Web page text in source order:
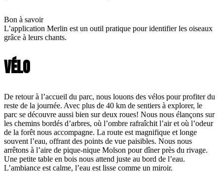
Bon à savoir
L’application Merlin est un outil pratique pour identifier les oiseaux
grâce à leurs chants.
VÉLO
De retour à l’accueil du parc, nous louons des vélos pour profiter du
reste de la journée. Avec plus de 40 km de sentiers à explorer, le
parc se découvre aussi bien sur deux roues! Nous nous élançons sur
les chemins bordés d’arbres, où l’ombre rafraîchit l’air et où l’odeur
de la forêt nous accompagne. La route est magnifique et longe
souvent l’eau, offrant des points de vue paisibles. Nous nous
arrêtons à l’aire de pique-nique Molson pour dîner près du rivage.
Une petite table en bois nous attend juste au bord de l’eau.
L’ambiance est calme, l’eau est lisse comme un miroir.